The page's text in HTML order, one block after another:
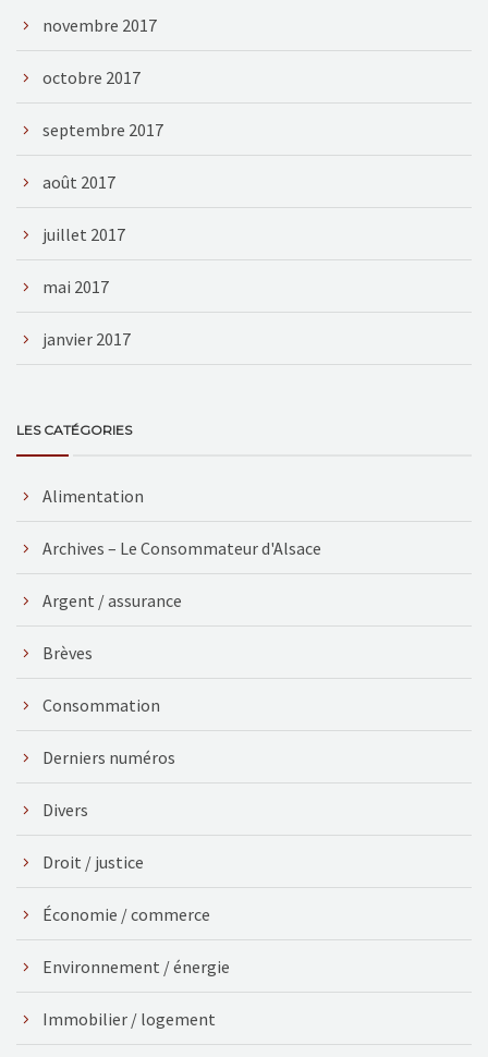
novembre 2017
octobre 2017
septembre 2017
août 2017
juillet 2017
mai 2017
janvier 2017
LES CATÉGORIES
Alimentation
Archives – Le Consommateur d'Alsace
Argent / assurance
Brèves
Consommation
Derniers numéros
Divers
Droit / justice
Économie / commerce
Environnement / énergie
Immobilier / logement